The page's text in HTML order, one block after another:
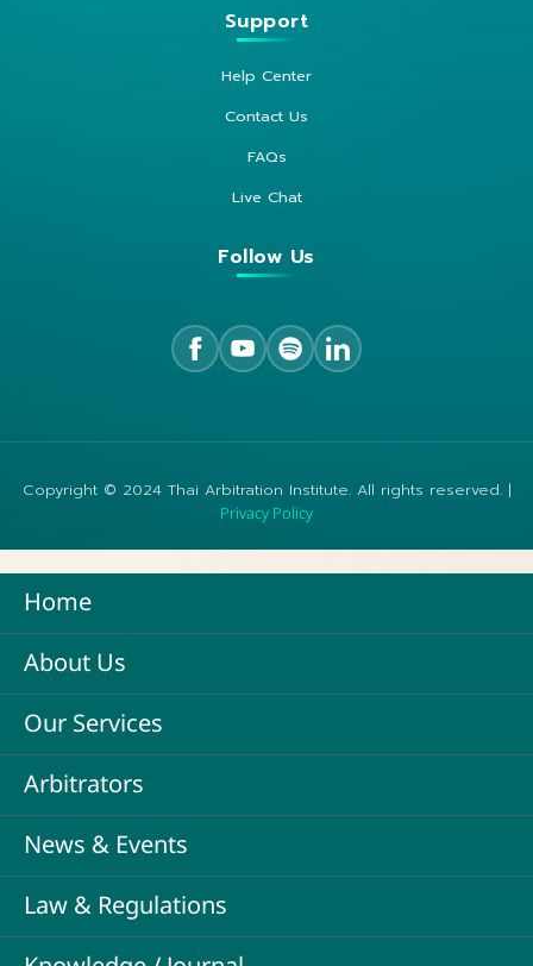
Support
Help Center
Contact Us
FAQs
Live Chat
Follow Us
Copyright © 2024 Thai Arbitration Institute. All rights reserved. |
Privacy Policy
Home
About Us
Our Services
Arbitrators
News & Events
Law & Regulations